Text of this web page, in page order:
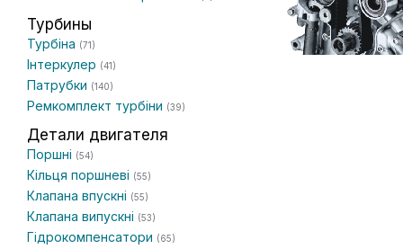
Турбины
Турбіна (71)
Інтеркулер (41)
Патрубки (140)
Ремкомплект турбіни (39)
Детали двигателя
Поршні (54)
Кільця поршневі (55)
Клапана впускні (55)
Клапана випускні (53)
Гідрокомпенсатори (65)